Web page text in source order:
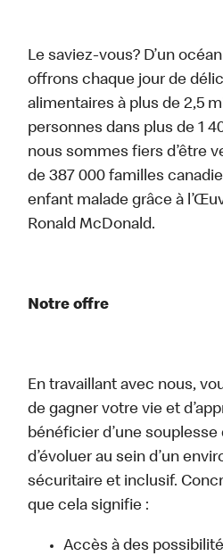
Le saviez-vous? D’un
offrons chaque jour de
alimentaires à plus de 2,5
personnes dans plus de 1
nous sommes fiers d’être
de 387 000 familles
enfant malade grâce à
Ronald McDonald.
Notre offre
En travaillant avec nous,
de gagner votre vie et
bénéficier d’une souplesse
d’évoluer au sein d’un
sécuritaire et inclusif.
que cela signifie :
Accès à des